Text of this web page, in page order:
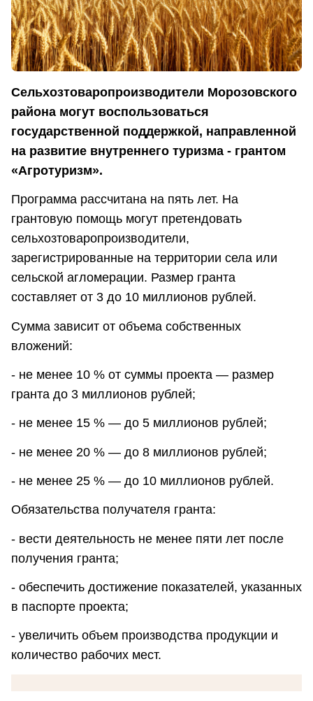
Сельхозтоваропроизводители Морозовского
района могут воспользоваться
государственной поддержкой, направленной
на развитие внутреннего туризма - грантом
«Агротуризм».
Программа рассчитана на пять лет. На
грантовую помощь могут претендовать
сельхозтоваропроизводители,
зарегистрированные на территории села или
сельской агломерации. Размер гранта
составляет от 3 до 10 миллионов рублей.
Сумма зависит от объема собственных
вложений:
- не менее 10 % от суммы проекта — размер
гранта до 3 миллионов рублей;
- не менее 15 % — до 5 миллионов рублей;
- не менее 20 % — до 8 миллионов рублей;
- не менее 25 % — до 10 миллионов рублей.
Обязательства получателя гранта:
- вести деятельность не менее пяти лет после
получения гранта;
- обеспечить достижение показателей, указанных
в паспорте проекта;
- увеличить объем производства продукции и
количество рабочих мест.